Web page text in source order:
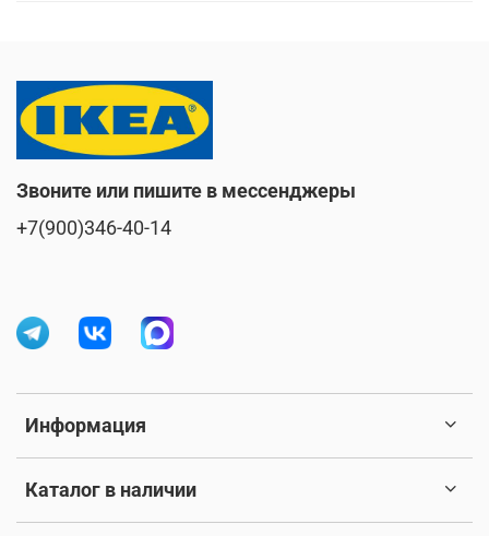
Информация
Каталог в наличии
Звоните или пишите в мессенджеры
+7(900)346-40-14